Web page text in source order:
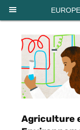
Agriculture